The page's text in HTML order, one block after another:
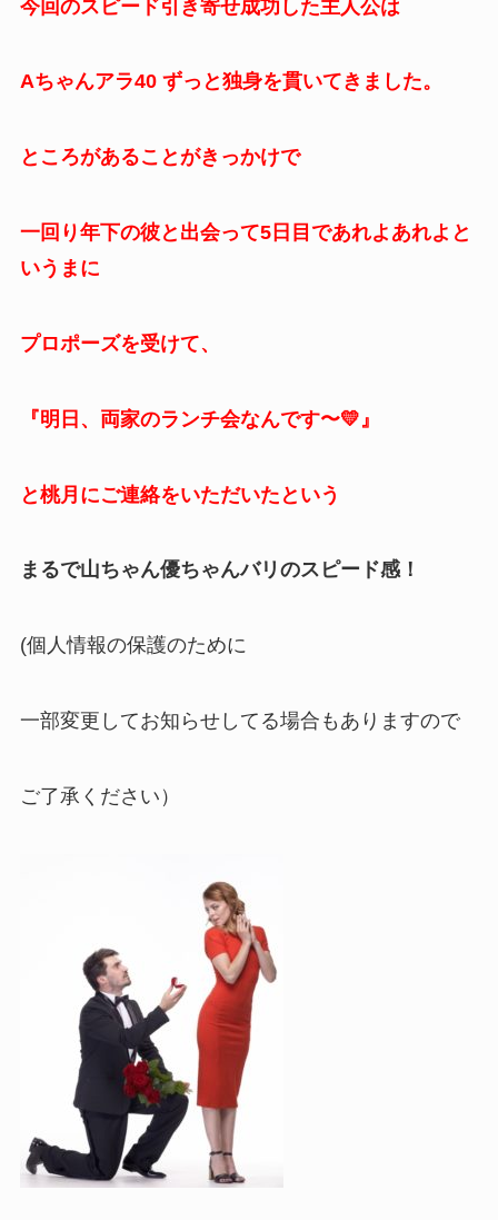
今回のスピード引き寄せ成功した主人公は
Aちゃんアラ40 ずっと独身を貫いてきました。
ところがあることがきっかけで
一回り年下の彼と出会って5日目であれよあれよと
いうまに
プロポーズを受けて、
『明日、両家のランチ会なんです〜💛』
と桃月にご連絡をいただいたという
まるで山ちゃん優ちゃんバリのスピード感！
(個人情報の保護のために
一部変更してお知らせしてる場合もありますので
ご了承ください）